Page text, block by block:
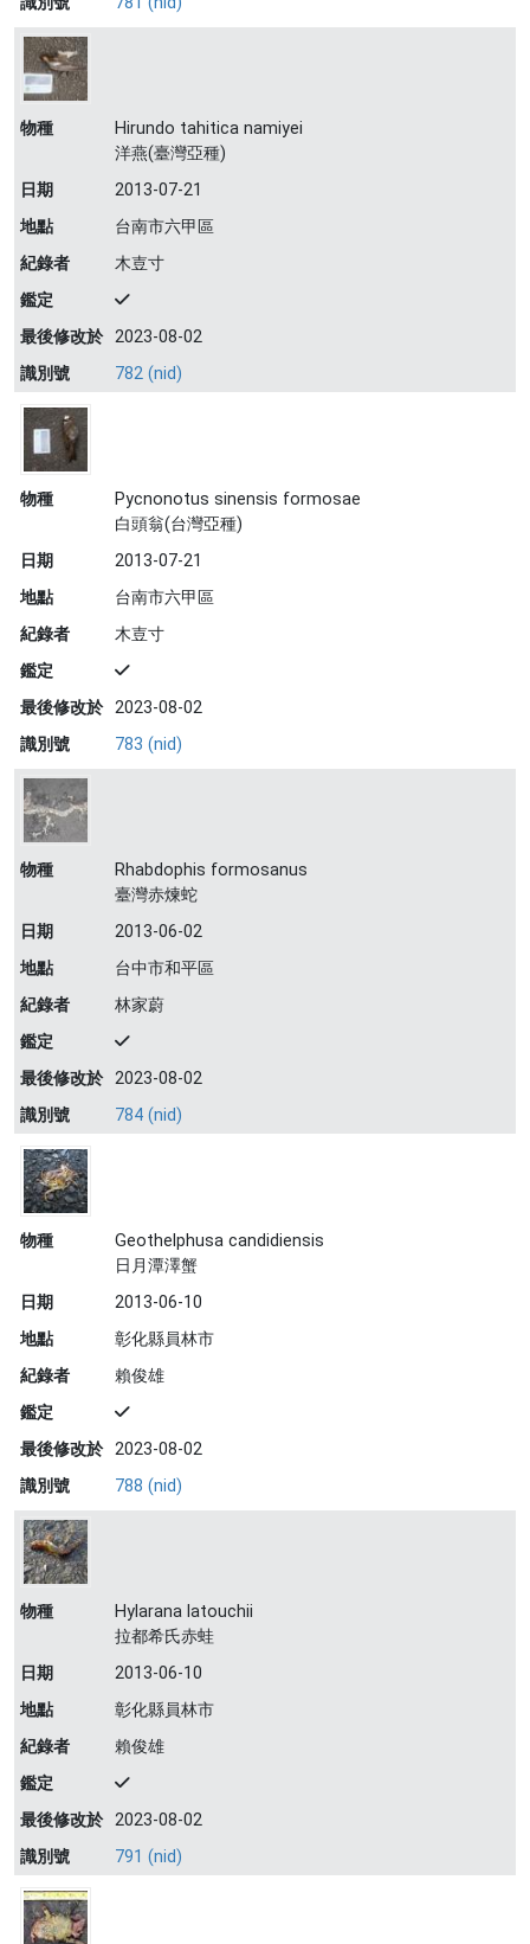
物種
Hirundo tahitica namiyei
洋燕(臺灣亞種)
日期
2013-07-21
地點
台南市六甲區
紀錄者
木壴寸
鑑定
最後修改於 2023-08-02
識別號
782 (nid)
物種
Pycnonotus sinensis formosae
白頭翁(台灣亞種)
日期
2013-07-21
地點
台南市六甲區
紀錄者
木壴寸
鑑定
最後修改於 2023-08-02
識別號
783 (nid)
物種
Rhabdophis formosanus
臺灣赤煉蛇
日期
2013-06-02
地點
台中市和平區
紀錄者
林家蔚
鑑定
最後修改於 2023-08-02
識別號
784 (nid)
物種
Geothelphusa candidiensis
日月潭澤蟹
日期
2013-06-10
地點
彰化縣員林市
紀錄者
賴俊雄
鑑定
最後修改於 2023-08-02
識別號
788 (nid)
物種
Hylarana latouchii
拉都希氏赤蛙
日期
2013-06-10
地點
彰化縣員林市
紀錄者
賴俊雄
鑑定
最後修改於 2023-08-02
識別號
791 (nid)